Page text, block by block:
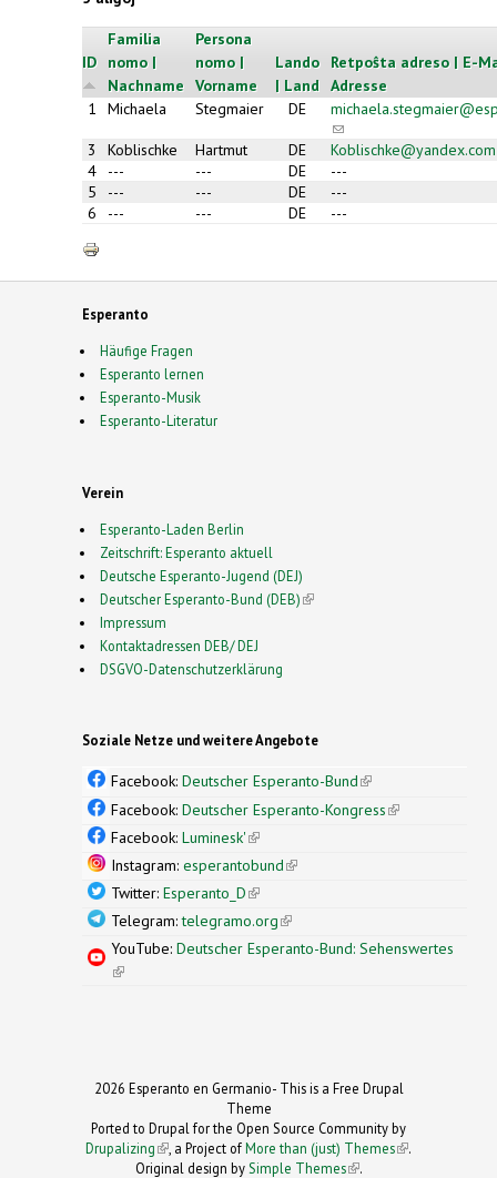
ID
Familia
nomo |
Nachname
Persona
nomo |
Vorname
Lando
| Land
Retpoŝta adreso | E-
Adresse
1
Michaela Stegmaier DE
(link sends
e-mail)
3 Koblischke Hartmut DE Koblischke@yandex.com
4 --- --- DE
---
5
--- --- DE
---
6
--- --- DE ---
Esperanto
Häufige Fragen
Esperanto lernen
Esperanto-Musik
Esperanto-Literatur
Verein
Esperanto-Laden Berlin
Zeitschrift: Esperanto aktuell
Deutsche Esperanto-Jugend (DEJ)
Deutscher Esperanto-Bund (DEB)(link is external)
Impressum
Kontaktadressen DEB/ DEJ
DSGVO-Datenschutzerklärung
Soziale Netze und weitere Angebote
Facebook: Deutscher Esperanto-Bund(link is
external)
Facebook: Deutscher Esperanto-Kongress(link is
Facebook: Luminesk'(link is external)
Instagram: esperantobund(link is external)
Twitter: Esperanto_D(link is external)
Telegram:telegramo.org(link is external)
YouTube: Deutscher Esperanto-Bund: Sehenswertes
(link is external)
2026 Esperanto en Germanio- This is a Free Drupal
Theme
Ported to Drupal for the Open Source Community by
Drupalizing(link is external)
, a Project ofMore than (just) Themes (link is
.
Original design by Simple Themes
(link is
.